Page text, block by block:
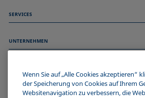
SERVICES
Technischer Service
UNTERNEHMEN
Stellenangebote
Events
Impressum
WERDE TEIL DER KRÜSS COMMUNITY
Wenn Sie auf „Alle Cookies akzeptieren“
der Speicherung von Cookies auf Ihrem
Websitenavigation zu verbessern, die